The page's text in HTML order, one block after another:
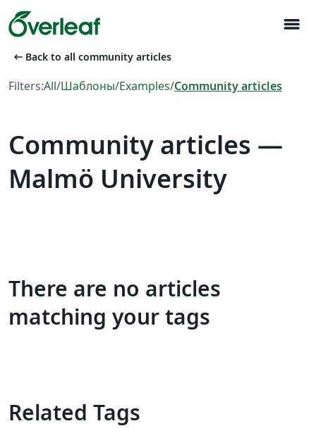
menu
arrow_left_alt Back to all community articles
Filters:All/Шаблоны/Examples/Community articles
Community articles —
Malmö University
There are no articles
matching your tags
Related Tags